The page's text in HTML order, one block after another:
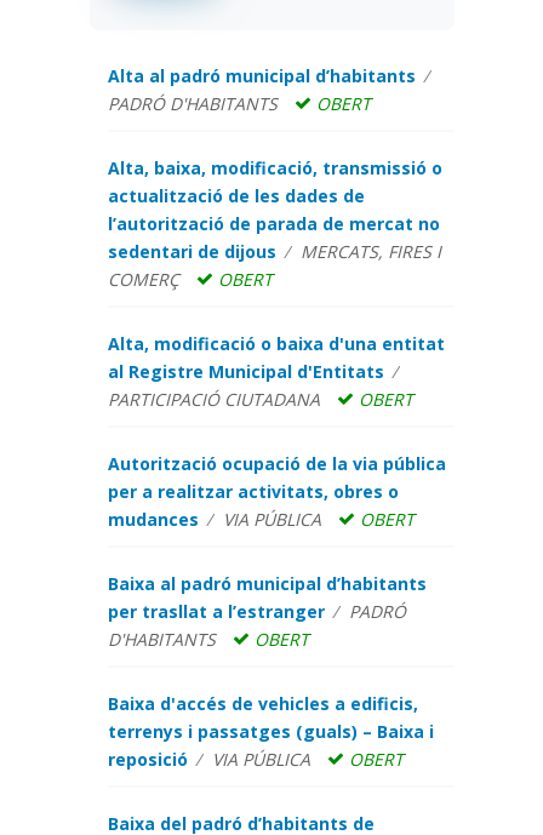
Alta al padró municipal d’habitants
PADRÓ D'HABITANTS
OBERT
Alta, baixa, modificació, transmissió o
actualització de les dades de
l’autorització de parada de mercat no
sedentari de dijous
MERCATS, FIRES I
COMERÇ
OBERT
Alta, modificació o baixa d'una entitat
al Registre Municipal d'Entitats
PARTICIPACIÓ CIUTADANA
OBERT
Autorització ocupació de la via pública
per a realitzar activitats, obres o
mudances
VIA PÚBLICA OBERT
Baixa al padró municipal d’habitants
per trasllat a l’estranger
PADRÓ
D'HABITANTS
OBERT
Baixa d'accés de vehicles a edificis,
terrenys i passatges (guals) – Baixa i
reposició
VIA PÚBLICA OBERT
Baixa del padró d’habitants de